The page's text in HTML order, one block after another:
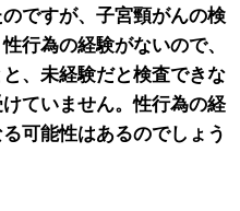
ですが、子宮頸がんの検
行為の経験がないので、
、未経験だと検査できな
ていません。性行為の経
可能性はあるのでしょう